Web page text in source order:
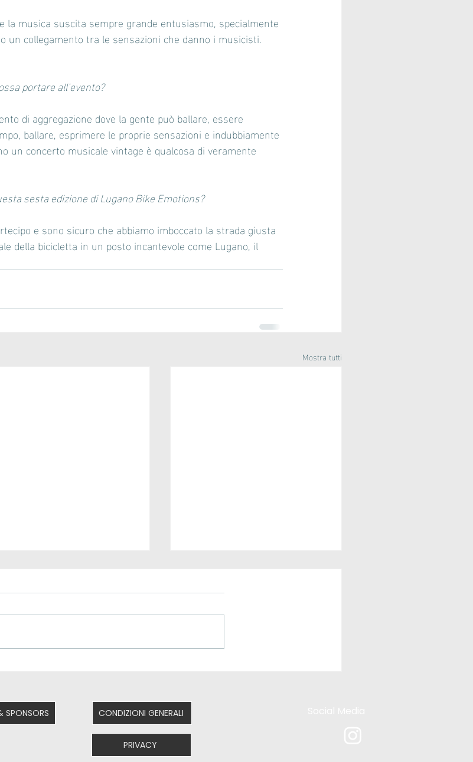
la musica suscita sempre grande entusiasmo, specialmente
un collegamento tra le sensazioni che danno i musicisti.
portare all’evento?
di aggregazione dove la gente può ballare, essere
ballare, esprimere le proprie sensazioni e indubbiamente
un concerto musicale vintage è qualcosa di veramente
sesta edizione di Lugano Bike Emotions?
e sono sicuro che abbiamo imboccato la strada giusta
della bicicletta in un posto incantevole come Lugano, il
Mostra tutti
SPONSORS CONDIZIONI GENERALI
PRIVACY